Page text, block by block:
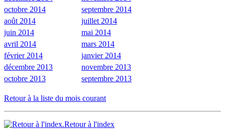
octobre 2014
septembre 2014
août 2014
juillet 2014
juin 2014
mai 2014
avril 2014
mars 2014
février 2014
janvier 2014
décembre 2013
novembre 2013
octobre 2013
septembre 2013
Retour à la liste du mois courant
Retour à l'index